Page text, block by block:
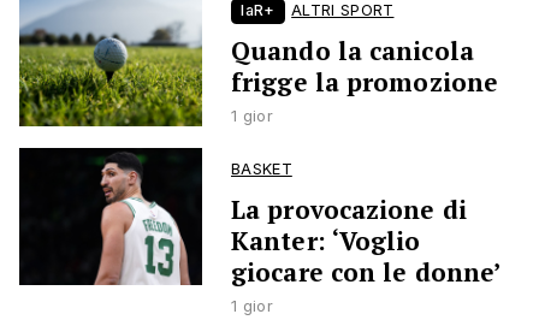
laR+ ALTRI SPORT
Quando la canicola
frigge la promozione
1 gior
BASKET
La provocazione di
Kanter: ‘Voglio
giocare con le donne’
1 gior